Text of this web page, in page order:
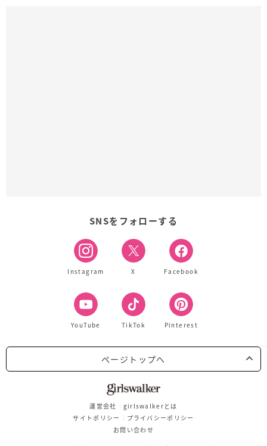
SNSをフォローする
Instagram X Facebook
YouTube TikTok Pinterest
ページトップへ
運営会社
girlswalkerとは
サイトポリシー
プライバシーポリシー
お問い合わせ